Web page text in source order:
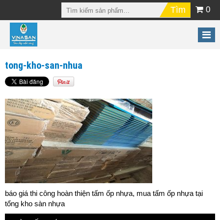
0
tong-kho-san-nhua
báo giá thi công hoàn thiện tấm ốp nhựa, mua tấm ốp nhựa tại
tổng kho sàn nhựa